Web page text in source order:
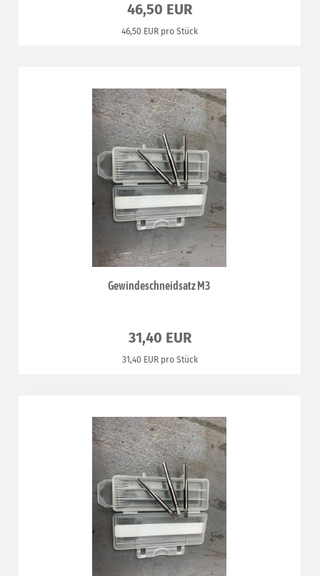
46,50 EUR
46,50 EUR pro Stück
Gewindeschneidsatz M3
31,40 EUR
31,40 EUR pro Stück